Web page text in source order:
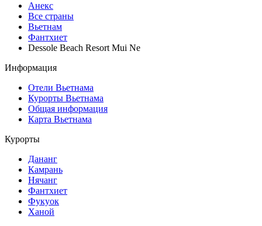
Анекс
Все страны
Вьетнам
Фантхиет
Dessole Beach Resort Mui Ne
Информация
Отели Вьетнама
Курорты Вьетнама
Общая информация
Карта Вьетнама
Курорты
Дананг
Камрань
Нячанг
Фантхиет
Фукуок
Ханой